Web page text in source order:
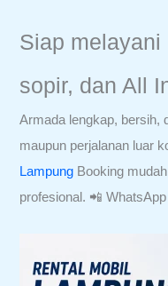
Siap
sopir, dan All
Armada lengkap, bersih,
maupun perjalanan luar
Lampung Booking
profesional. 📲